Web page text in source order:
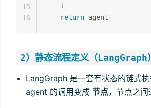
)
return
15
16
2）静态流程定义（LangGraph）
LangGraph 是一套有状态的链式
agent 的调用变成节点，节点之